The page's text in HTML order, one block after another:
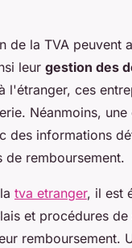
de la TVA peuvent
leur gestion des
l'étranger, ces
Néanmoins,
des informations
de remboursement.
tva etranger, il est
et procédures
remboursement.